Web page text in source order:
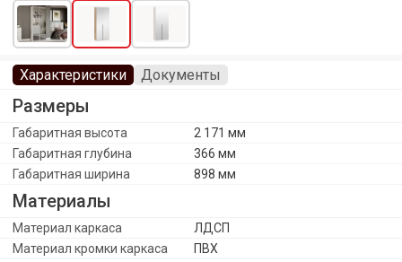
Характеристики Документы
Размеры
Габаритная высота
2 171 мм
Габаритная глубина
366 мм
Габаритная ширина
898 мм
Материалы
Материал каркаса
ЛДСП
Материал кромки каркаса
ПВХ